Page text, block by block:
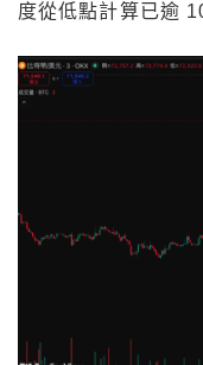
度從低點計算已逾